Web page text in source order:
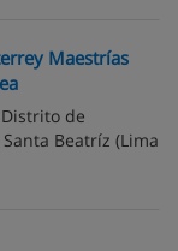
Maestrías
Distrito de
Santa Beatríz (Lima